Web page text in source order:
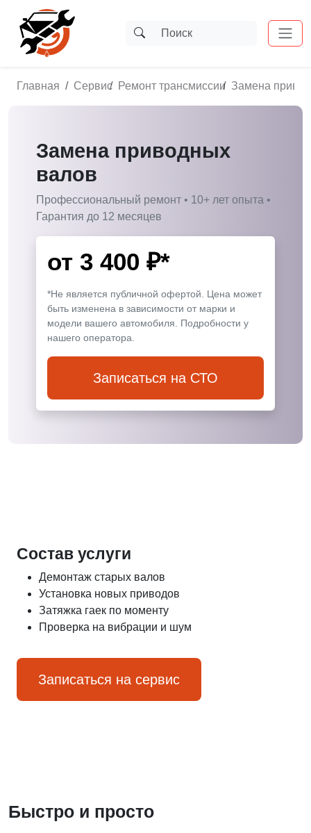
Главная Сервис Ремонт трансмиссии Замена
Замена приводных
валов
Профессиональный ремонт • 10+ лет опыта •
Гарантия до 12 месяцев
от 3 400 ₽*
*Не является публичной офертой. Цена может
быть изменена в зависимости от марки и
модели вашего автомобиля. Подробности у
нашего оператора.
Записаться на СТО
Состав услуги
Демонтаж старых валов
Установка новых приводов
Затяжка гаек по моменту
Проверка на вибрации и шум
Записаться на сервис
Быстро и просто